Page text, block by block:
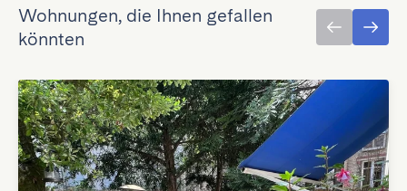
Wohnungen, die Ihnen gefallen
könnten